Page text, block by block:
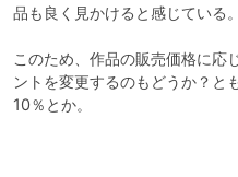
品も良く見かけると感じている。
このため、作品の販売価格に応
ントを変更するのもどうか？と
10％とか。